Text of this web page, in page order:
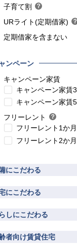
子育て割 ？
ン
ト
URライト(定期借家)
こちら
定期借家を含まない
ンペーン
キャンペーン家賃
キャンペーン家賃
キャンペーン家賃
こちら
フリーレント ？
ヒ
ト
こちら
フリーレント1か月
フリーレント2か月
にこだわる
にこだわる
しにこだわる
者向け賃貸住宅